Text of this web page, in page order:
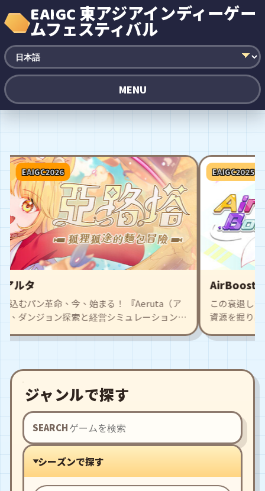
EAIGC 東アジアインディーゲー
ムフェスティバル
MENU
ン革命、今、始まる！ 『Aeruta（ア
ジョン探索と経営シミュレーションを
ャヤと一緒に勇者を目指す冒険に出よ
EAIGC2025
AirBoost エアシ
この衰退した未来の
資源を掘り出して生
い職業——エアシッ
は荒廃した世界を飛
日遺跡での戦闘中に
ころから始まりま
動きが空賊の注意を
す。協会の仲間た
す。 ゲームには豊
り、多くのステー
ジャンルで探す
SEARCH
シーズンで探す